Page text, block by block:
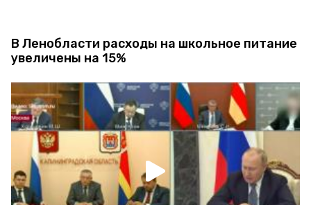
В Ленобласти расходы на школьное питание
увеличены на 15%